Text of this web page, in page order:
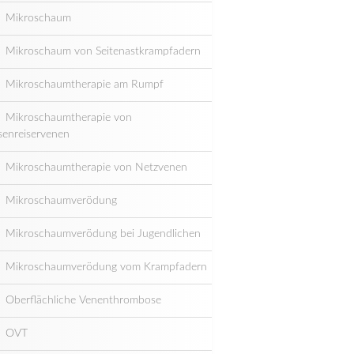
Mikroschaum
Mikroschaum von Seitenastkrampfadern
Mikroschaumtherapie am Rumpf
Mikroschaumtherapie von
Mikroschaumtherapie von Netzvenen
Mikroschaumverödung
Mikroschaumverödung bei Jugendlichen
Mikroschaumverödung vom Krampfadern
Oberflächliche Venenthrombose
OVT